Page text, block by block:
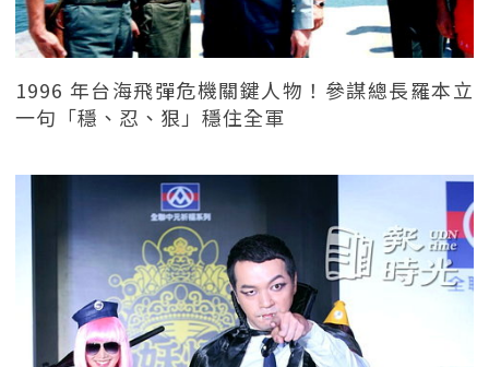
1996 年台海飛彈危機關鍵人物！參謀總長羅本立
一句「穩、忍、狠」穩住全軍